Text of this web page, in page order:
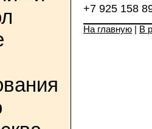
+7 925 158
На главную В